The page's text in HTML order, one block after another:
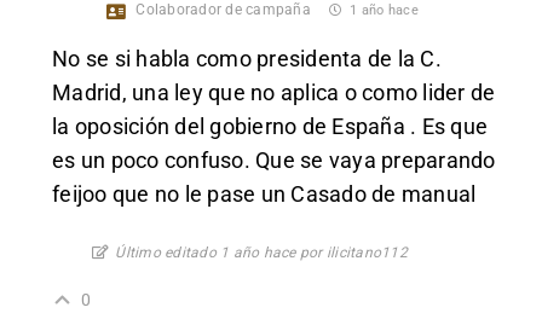
Colaborador de campaña 1 año hace
No se si habla como presidenta de la C.
Madrid, una ley que no aplica o como lider de
la oposición del gobierno de España . Es que
es un poco confuso. Que se vaya preparando
feijoo que no le pase un Casado de manual
Último editado 1 año hace por ilicitano112
0